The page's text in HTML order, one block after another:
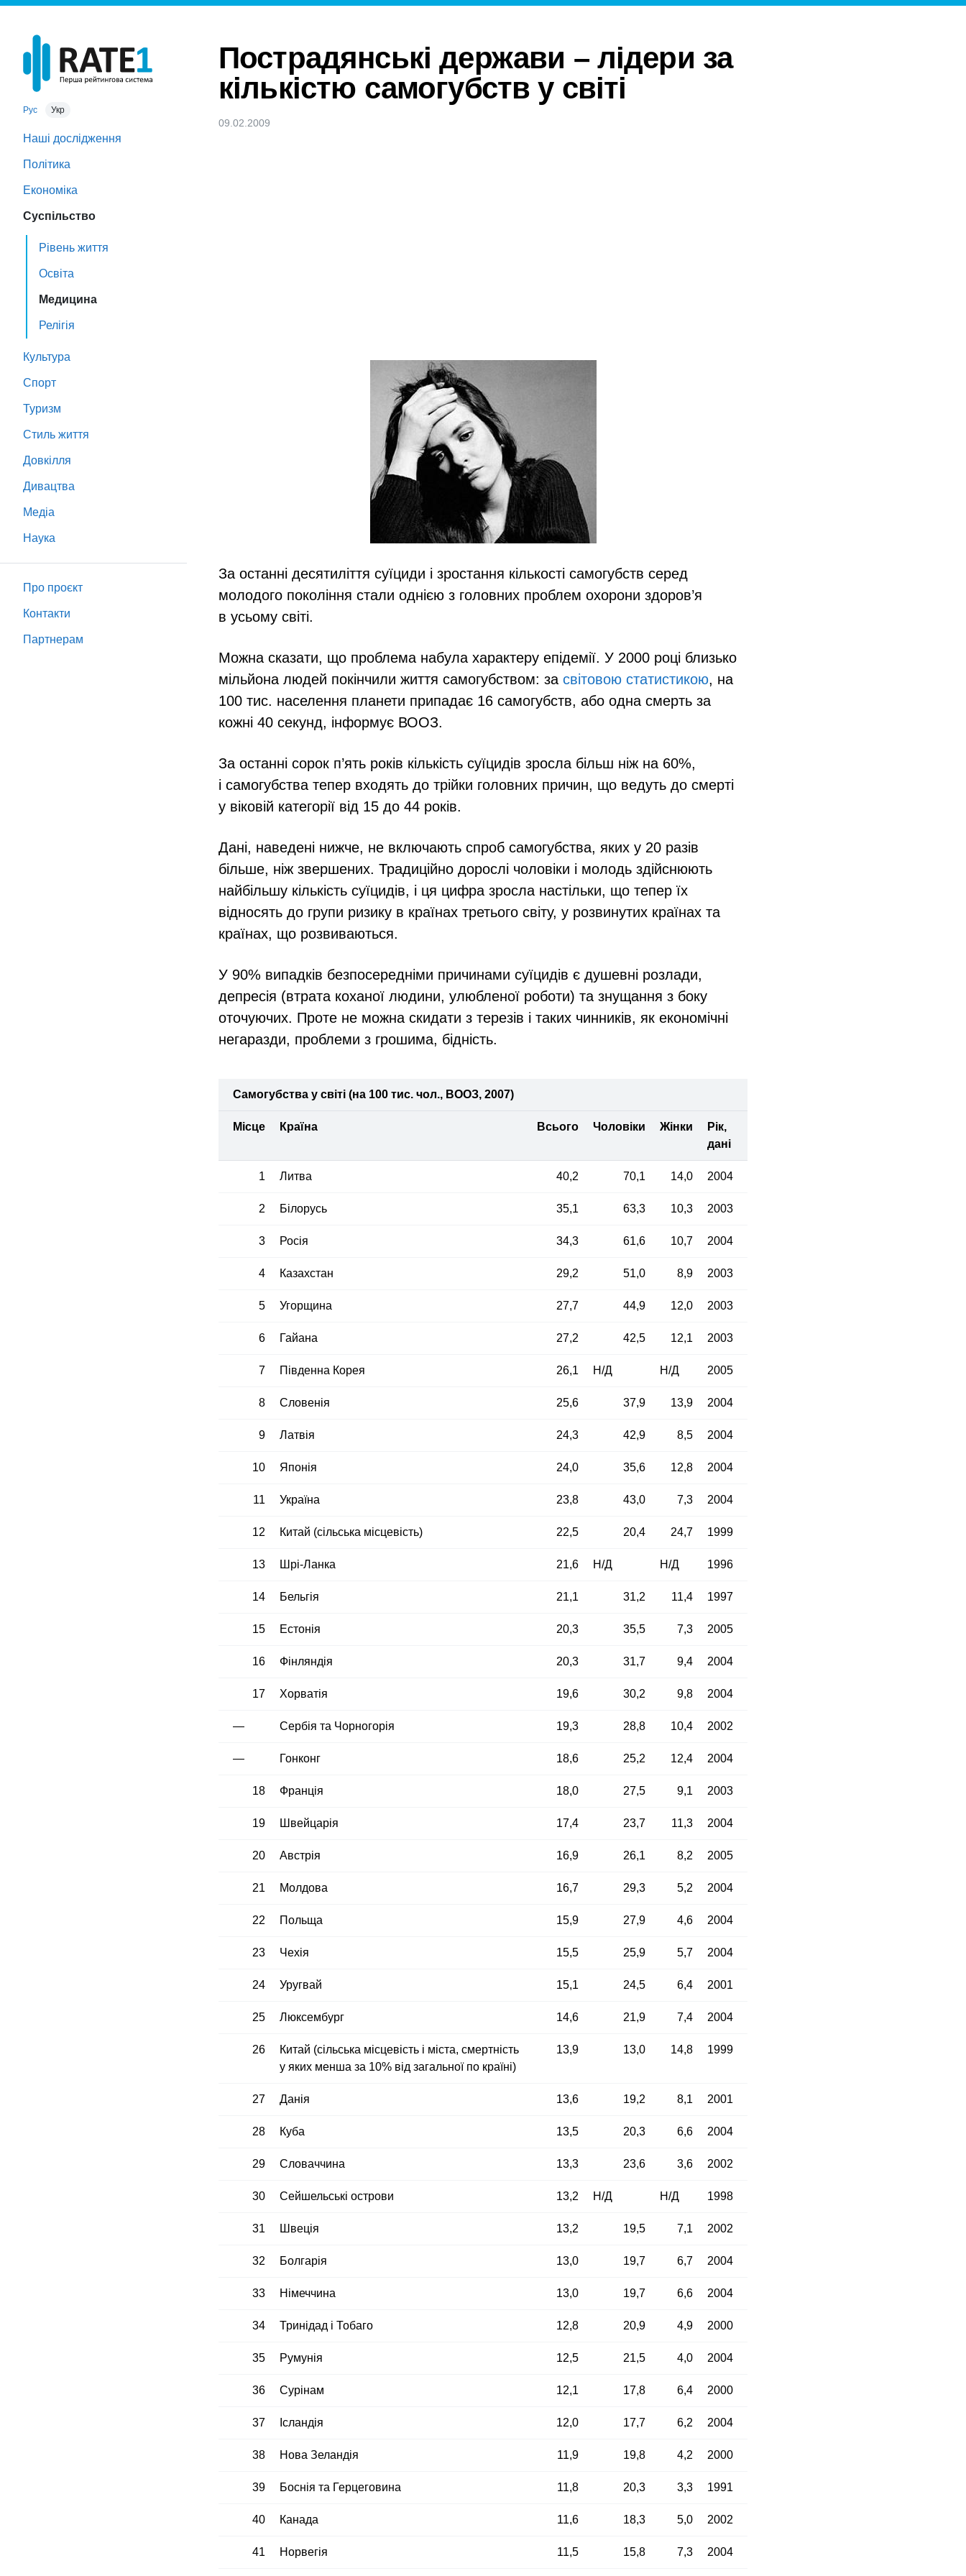
Рус Укр
Наші дослідження
Політика
Економіка
Суспільство
Рівень життя
Освіта
Медицина
Релігія
Культура
Спорт
Туризм
Стиль життя
Довкілля
Дивацтва
Медіа
Наука
Про проєкт
Контакти
Партнeрам
Пострадянські держави – лідери за
кількістю самогубств у світі
09.02.2009
За останні десятиліття суїциди і зростання кількості самогубств серед
молодого покоління стали однією з головних проблем охорони здоров’я
в усьому світі.
Можна сказати, що проблема набула характеру епідемії. У 2000 році близько
мільйона людей покінчили життя самогубством: за світовою статистикою, на
100 тис. населення планети припадає 16 самогубств, або одна смерть за
кожні 40 секунд, інформує ВООЗ.
За останні сорок п’ять років кількість суїцидів зросла більш ніж на 60%,
і самогубства тепер входять до трійки головних причин, що ведуть до смерті
у віковій категорії від 15 до 44 років.
Дані, наведені нижче, не включають спроб самогубства, яких у 20 разів
більше, ніж звершених. Традиційно дорослі чоловіки і молодь здійснюють
найбільшу кількість суїцидів, і ця цифра зросла настільки, що тепер їх
відносять до групи ризику в країнах третього світу, у розвинутих країнах та
країнах, що розвиваються.
У 90% випадків безпосередніми причинами суїцидів є душевні розлади,
депресія (втрата коханої людини, улюбленої роботи) та знущання з боку
оточуючих. Проте не можна скидати з терезів і таких чинників, як економічні
негаразди, проблеми з грошима, бідність.
Самогубства у світі (на 100 тис. чол., ВООЗ, 2007)
Місце Країна Всього Чоловіки Жінки
Рік,
дані
1 Литва 40,2 70,1 14,0 2004
2 Білорусь 35,1 63,3 10,3 2003
3 Росія 34,3 61,6 10,7 2004
4 Казахстан 29,2 51,0 8,9 2003
5 Угорщина 27,7 44,9 12,0 2003
6 Гайана 27,2 42,5 12,1 2003
7 Південна Корея 26,1 Н/Д Н/Д 2005
8 Словенія 25,6 37,9 13,9 2004
9 Латвія 24,3 42,9 8,5 2004
10 Японія 24,0 35,6 12,8 2004
11 Україна 23,8 43,0 7,3 2004
12 Китай (сільська місцевість) 22,5 20,4 24,7 1999
13 Шрі-Ланка 21,6 Н/Д Н/Д 1996
14 Бельгія 21,1 31,2 11,4 1997
15 Естонія 20,3 35,5 7,3 2005
16 Фінляндія 20,3 31,7 9,4 2004
17 Хорватія 19,6 30,2 9,8 2004
— Сербія та Чорногорія 19,3 28,8 10,4 2002
— Гонконг 18,6 25,2 12,4 2004
18 Франція 18,0 27,5 9,1 2003
19 Швейцарія 17,4 23,7 11,3 2004
20 Австрія 16,9 26,1 8,2 2005
21 Молдова 16,7 29,3 5,2 2004
22 Польща 15,9 27,9 4,6 2004
23 Чехія 15,5 25,9 5,7 2004
24 Уругвай 15,1 24,5 6,4 2001
25 Люксембург 14,6 21,9 7,4 2004
26
Китай (сільська місцевість і міста, смертність
у яких менша за 10% від загальної по країні)
13,9 13,0 14,8 1999
27 Данія 13,6 19,2 8,1 2001
28 Куба 13,5 20,3 6,6 2004
29 Словаччина 13,3 23,6 3,6 2002
30 Сейшельські острови 13,2 Н/Д Н/Д 1998
31 Швеція 13,2 19,5 7,1 2002
32 Болгарія 13,0 19,7 6,7 2004
33 Німеччина 13,0 19,7 6,6 2004
34 Тринідад і Тобаго 12,8 20,9 4,9 2000
35 Румунія 12,5 21,5 4,0 2004
36 Сурінам 12,1 17,8 6,4 2000
37 Ісландія 12,0 17,7 6,2 2004
38 Нова Зеландія 11,9 19,8 4,2 2000
39 Боснія та Герцеговина 11,8 20,3 3,3 1991
40 Канада 11,6 18,3 5,0 2002
41 Норвегія 11,5 15,8 7,3 2004